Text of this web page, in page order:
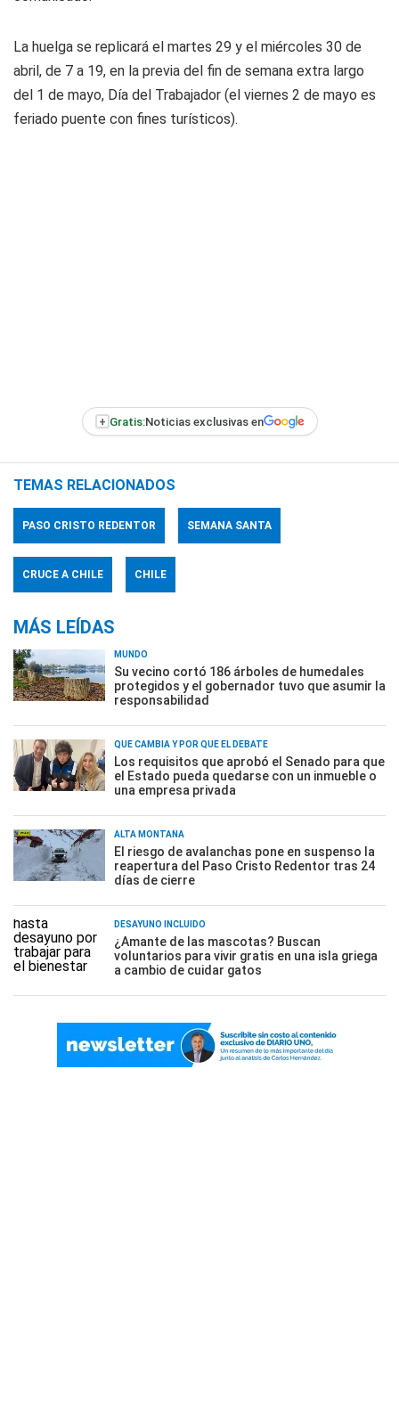
La huelga se replicará el martes 29 y el miércoles 30 de
abril, de 7 a 19, en la previa del fin de semana extra largo
del 1 de mayo, Día del Trabajador (el viernes 2 de mayo es
feriado puente con fines turísticos).
+ Gratis:Noticias exclusivas en
TEMAS RELACIONADOS
PASO CRISTO REDENTOR SEMANA SANTA
CRUCE A CHILE CHILE
MÁS LEÍDAS
MUNDO
Su vecino cortó 186 árboles de humedales
protegidos y el gobernador tuvo que asumir la
responsabilidad
QUÉ CAMBIA Y POR QUÉ EL DEBATE
Los requisitos que aprobó el Senado para que
el Estado pueda quedarse con un inmueble o
una empresa privada
ALTA MONTAÑA
El riesgo de avalanchas pone en suspenso la
reapertura del Paso Cristo Redentor tras 24
días de cierre
DESAYUNO INCLUÍDO
¿Amante de las mascotas? Buscan
voluntarios para vivir gratis en una isla griega
a cambio de cuidar gatos